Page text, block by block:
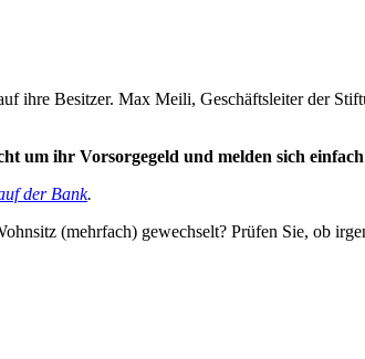
ihre Besitzer. Max Meili, Geschäftsleiter der
um ihr Vorsorgegeld und melden sich
der Bank.
(mehrfach) gewechselt? Prüfen Sie, ob